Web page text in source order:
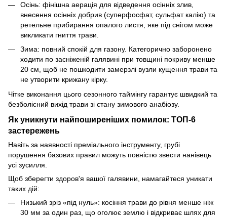
Осінь: фінішна аерація для відведення осінніх злив,
внесення осінніх добрив (суперфосфат, сульфат калію) та
ретельне прибирання опалого листя, яке під снігом може
викликати гниття трави.
Зима: повний спокій для газону. Категорично заборонено
ходити по засніженій галявині при товщині покриву менше
20 см, щоб не пошкодити замерзлі вузли кущення трави та
не утворити крижану кірку.
Чітке виконання цього сезонного таймінгу гарантує швидкий та
безболісний вихід трави зі стану зимового анабіозу.
Як уникнути найпоширеніших помилок: ТОП-6
застережень
Навіть за наявності преміального інструменту, грубі
порушення базових правил можуть повністю звести нанівець
усі зусилля.
Щоб зберегти здоров'я вашої галявини, намагайтеся уникати
таких дій:
Низький зріз «під нуль»: косіння трави до рівня менше ніж
30 мм за один раз, що оголює землю і відкриває шлях для